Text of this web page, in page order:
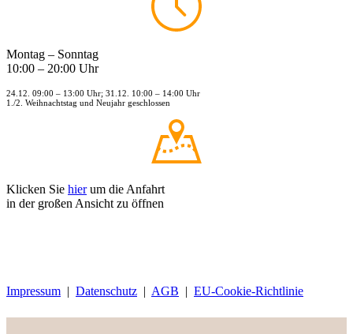
Montag – Sonntag
10:00 – 20:00 Uhr
24.12. 09:00 – 13:00 Uhr; 31.12. 10:00 – 14:00 Uhr
1./2. Weihnachtstag und Neujahr geschlossen
Klicken Sie hierum die Anfahrt
in der großen Ansicht zu öffnen
Impressum | Datenschutz | AGB | EU-Cookie-Richtlinie